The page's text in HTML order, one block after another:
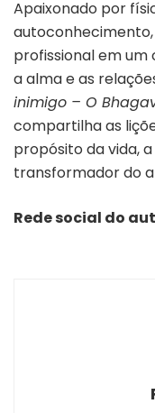
Apaixonado por
profissional em um
a alma e as
inimigo – O
compartilha as
propósito da vida,
transformador do
Rede social do